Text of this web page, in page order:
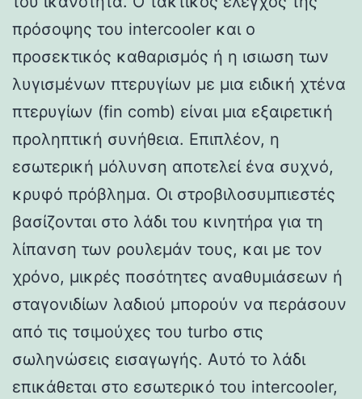
πρόσοψης του intercooler και ο
προσεκτικός καθαρισμός ή η ισιωση των
λυγισμένων πτερυγίων με μια ειδική χτένα
πτερυγίων (fin comb) είναι μια εξαιρετική
προληπτική συνήθεια. Επιπλέον, η
εσωτερική μόλυνση αποτελεί ένα συχνό,
κρυφό πρόβλημα. Οι στροβιλοσυμπιεστές
βασίζονται στο λάδι του κινητήρα για τη
λίπανση των ρουλεμάν τους, και με τον
χρόνο, μικρές ποσότητες αναθυμιάσεων ή
σταγονιδίων λαδιού μπορούν να περάσουν
από τις τσιμούχες του turbo στις
σωληνώσεις εισαγωγής. Αυτό το λάδι
επικάθεται στο εσωτερικό του intercooler,